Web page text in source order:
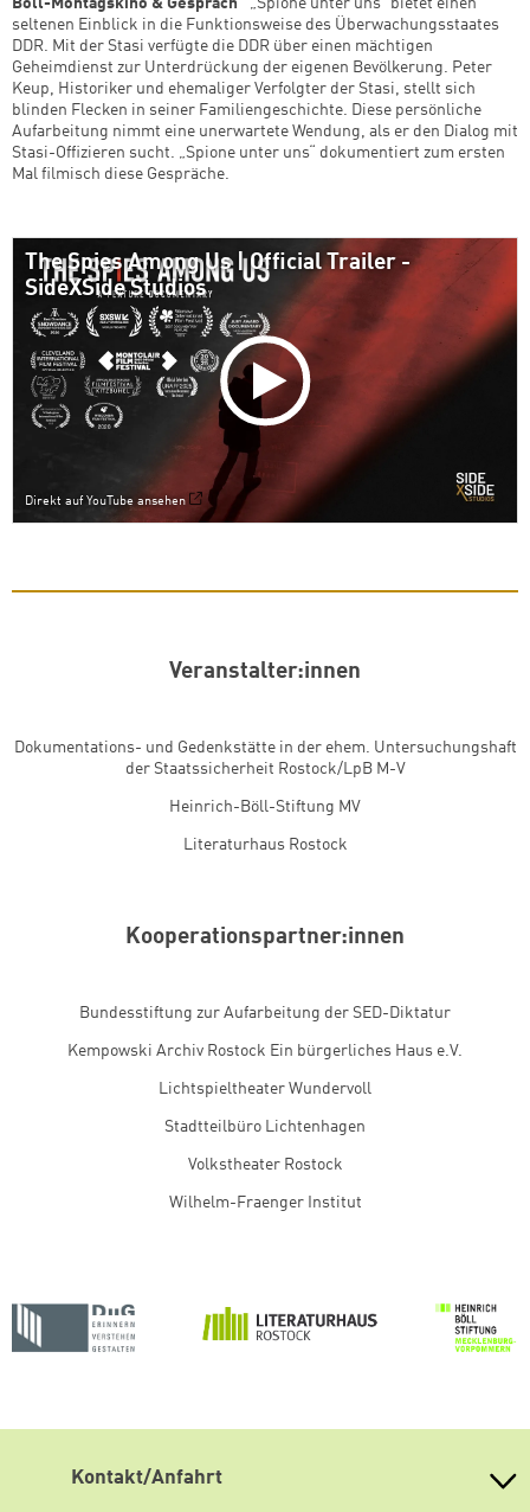
Böll-Montagskino & Gespräch
„Spione unter uns“ bietet einen
seltenen Einblick in die Funktionsweise des Überwachungsstaates
DDR. Mit der Stasi verfügte die DDR über einen mächtigen
Geheimdienst zur Unterdrückung der eigenen Bevölkerung. Peter
Keup, Historiker und ehemaliger Verfolgter der Stasi, stellt sich
blinden Flecken in seiner Familiengeschichte. Diese persönliche
Aufarbeitung nimmt eine unerwartete Wendung, als er den Dialog mit
Stasi-Offizieren sucht. „Spione unter uns“ dokumentiert zum ersten
Mal filmisch diese Gespräche.
The Spies Among Us | Official Trailer -
SideXSide Studios
Direkt auf YouTube ansehen
Veranstalter:innen
Dokumentations- und Gedenkstätte in der ehem. Untersuchungshaft
der Staatssicherheit Rostock/LpB M-V
Heinrich-Böll-Stiftung MV
Literaturhaus Rostock
Kooperationspartner:innen
Bundesstiftung zur Aufarbeitung der SED-Diktatur
Kempowski Archiv Rostock Ein bürgerliches Haus e.V.
Lichtspieltheater Wundervoll
Stadtteilbüro Lichtenhagen
Volkstheater Rostock
Wilhelm-Fraenger Institut
Kontakt/Anfahrt